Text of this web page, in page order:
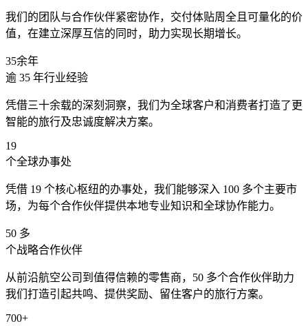
我们的团队与合作伙伴紧密协作，交付体贴周全且可量化的价
值，在建立深厚互信的同时，助力实现长期增长。
35余年
逾 35 年行业经验
凭借三十余载的深刻洞察，我们为全球客户和消费者打造了更
智能的旅行及忠诚度解决方案。
19
个全球办事处
凭借 19 个核心枢纽的办事处，我们能够深入 100 多个主要市
场，为每个合作伙伴提供本地专业知识和全球协作能力。
50 多
个战略合作伙伴
从前沿航空公司到值得信赖的零售商，50 多个合作伙伴助力
我们打造引起共鸣、提供奖励、留住客户的旅行方案。
700+